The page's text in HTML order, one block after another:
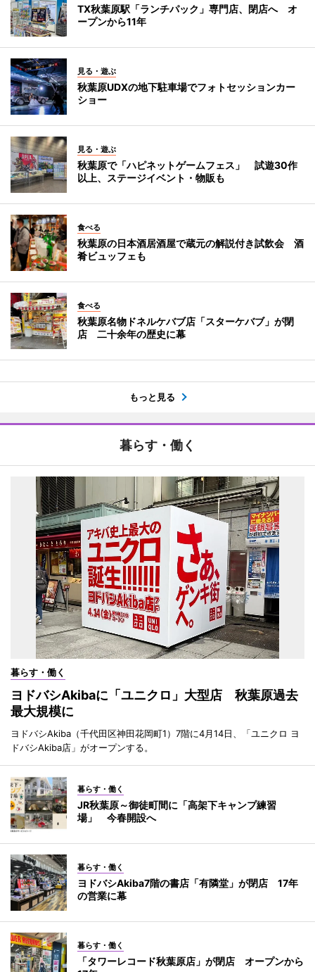
TX秋葉原駅「ランチパック」専門店、閉店へ オ
ープンから11年
見る・遊ぶ
秋葉原UDXの地下駐車場でフォトセッションカー
ショー
見る・遊ぶ
秋葉原で「ハピネットゲームフェス」 試遊30作
以上、ステージイベント・物販も
食べる
秋葉原の日本酒居酒屋で蔵元の解説付き試飲会 酒
肴ビュッフェも
食べる
秋葉原名物ドネルケバブ店「スターケバブ」が閉
店 二十余年の歴史に幕
もっと見る
暮らす・働く
暮らす・働く
ヨドバシAkibaに「ユニクロ」大型店 秋葉原過去
最大規模に
ヨドバシAkiba（千代田区神田花岡町1）7階に4月14日、「ユニクロ ヨ
ドバシAkiba店」がオープンする。
暮らす・働く
JR秋葉原～御徒町間に「高架下キャンプ練習
場」 今春開設へ
暮らす・働く
ヨドバシAkiba7階の書店「有隣堂」が閉店 17年
の営業に幕
暮らす・働く
「タワーレコード秋葉原店」が閉店 オープンから